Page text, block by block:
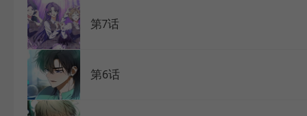
第7话
第6话